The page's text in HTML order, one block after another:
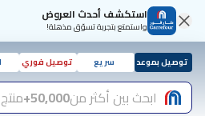
استكشف أحدث العروض
واستمتع بتجربة تسوّق مذهلة!
توصيل بموعد سريع توصيل فوري
ابحث بين أكثر من50,000+ منتج